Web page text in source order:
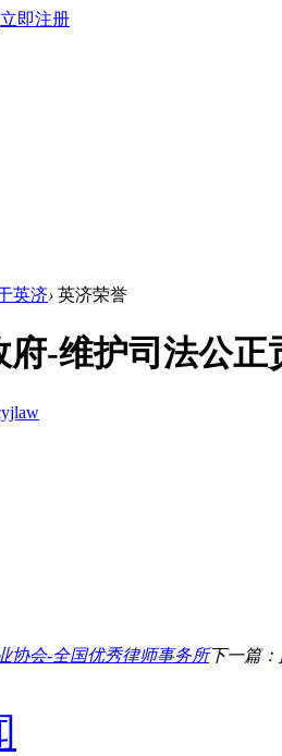
立即注册
英济› 英济荣誉
府-维护司法公正
协会-全国优秀律师事务所下一篇：